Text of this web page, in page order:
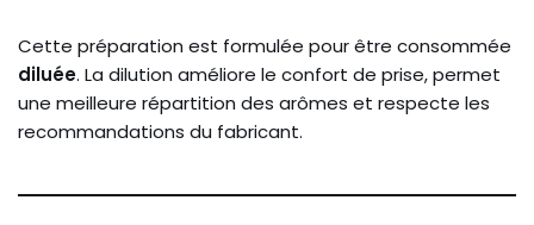
Cette préparation est formulée pour être consommée
diluée. La dilution améliore le confort de prise, permet
une meilleure répartition des arômes et respecte les
recommandations du fabricant.